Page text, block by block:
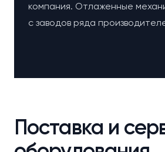
компания. Отлаженные
с заводов ряда
Поставка и